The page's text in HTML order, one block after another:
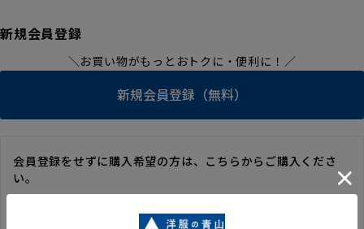
新規会員登録
＼お買い物がもっとおトクに・便利に！／
新規会員登録（無料）
会員登録をせずに購入希望の方は、こちらからご購入くださ
い。
毎回のご注文時に入力いただく必要があります。